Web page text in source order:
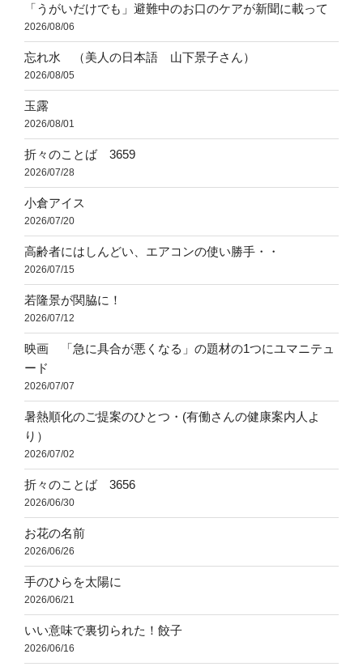
「うがいだけでも」避難中のお口のケアが新聞に載って
2026/08/06
忘れ水 （美人の日本語 山下景子さん）
2026/08/05
玉露
2026/08/01
折々のことば 3659
2026/07/28
小倉アイス
2026/07/20
高齢者にはしんどい、エアコンの使い勝手・・
2026/07/15
若隆景が関脇に！
2026/07/12
映画 「急に具合が悪くなる」の題材の1つにユマニテュ
ード
2026/07/07
暑熱順化のご提案のひとつ・(有働さんの健康案内人よ
り）
2026/07/02
折々のことば 3656
2026/06/30
お花の名前
2026/06/26
手のひらを太陽に
2026/06/21
いい意味で裏切られた！餃子
2026/06/16